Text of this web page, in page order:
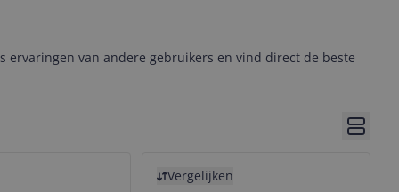
ervaringen van andere gebruikers en vind direct de beste
Vergelijken